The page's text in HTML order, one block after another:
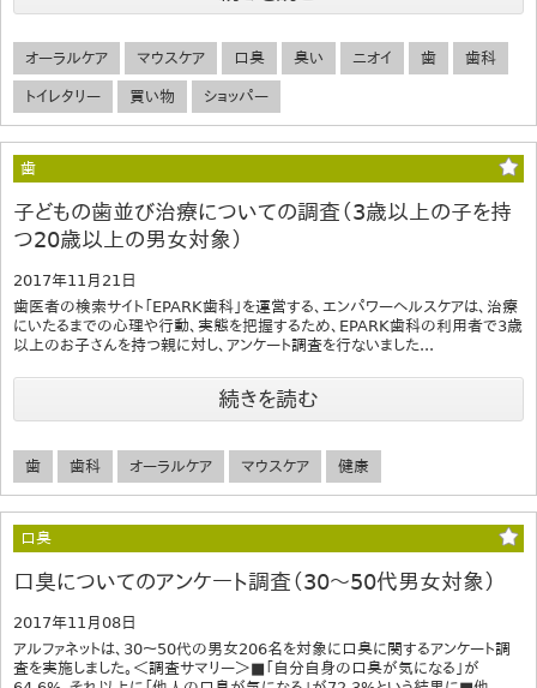
オーラルケア マウスケア 口臭 臭い ニオイ 歯 歯科
トイレタリー 買い物 ショッパー
歯
子どもの歯並び治療についての調査（3歳以上の子を持
つ20歳以上の男女対象）
2017年11月21日
歯医者の検索サイト「EPARK歯科」を運営する、エンパワーヘルスケアは、治療
にいたるまでの心理や行動、実態を把握するため、EPARK歯科の利用者で3歳
以上のお子さんを持つ親に対し、アンケート調査を行ないました...
続きを読む
歯 歯科 オーラルケア マウスケア 健康
口臭
口臭についてのアンケート調査（30～50代男女対象）
2017年11月08日
アルファネットは、30～50代の男女206名を対象に口臭に関するアンケート調
査を実施しました。＜調査サマリー＞■「自分自身の口臭が気になる」が